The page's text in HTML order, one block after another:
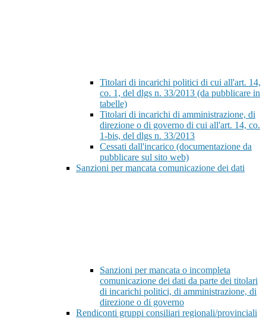
Titolari di incarichi politici di cui all'art. 14,
co. 1, del dlgs n. 33/2013 (da pubblicare in
tabelle)
Titolari di incarichi di amministrazione, di
direzione o di governo di cui all'art. 14, co.
1-bis, del dlgs n. 33/2013
Cessati dall'incarico (documentazione da
pubblicare sul sito web)
Sanzioni per mancata comunicazione dei dati
Sanzioni per mancata o incompleta
comunicazione dei dati da parte dei titolari
di incarichi politici, di amministrazione, di
direzione o di governo
Rendiconti gruppi consiliari regionali/provinciali